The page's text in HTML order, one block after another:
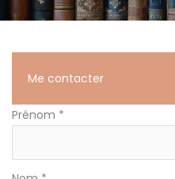
Me contacter
Formulaire
Prénom *